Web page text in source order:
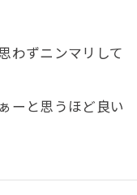
わずニンマリして
ーと思うほど良い